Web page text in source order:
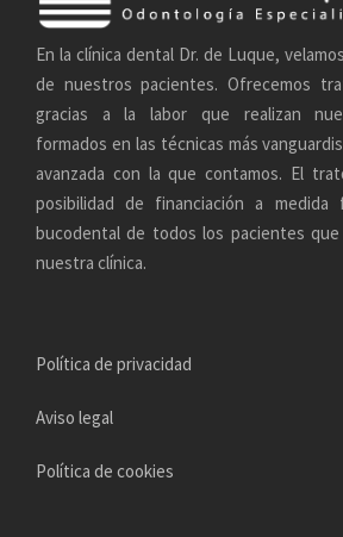
En la clínica dental Dr. de Luque,
de nuestros pacientes. Ofrecemos
gracias a la labor que realizan
formados en las técnicas más
avanzada con la que contamos. El
posibilidad de financiación a medida
bucodental de todos los pacientes
nuestra clínica.
Política de privacidad
Aviso legal
Política de cookies